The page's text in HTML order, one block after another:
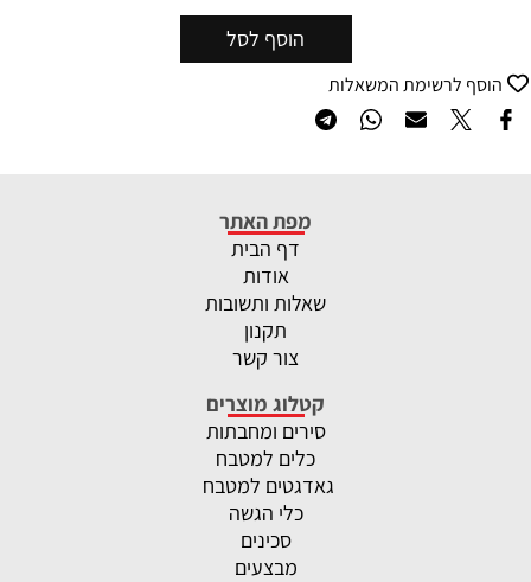
הוסף לסל
הוסף לרשימת המשאלות
מפת האתר
דף הבית
אודות
שאלות ותשובות
תקנון
צור קשר
קטלוג מוצרים
סירים ומחבתות
כלים למטבח
גאדגטים למטבח
כלי הגשה
סכינים
מבצעים